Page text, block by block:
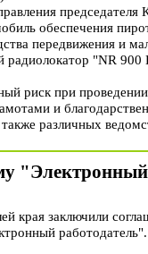
обеспечения
передвижения и
"NR 900
риск при
и
различных
заключили